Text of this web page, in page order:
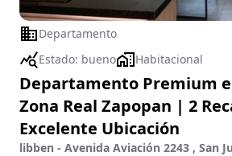
Departamento
Estado: bueno Habitacional
Departamento Premium
Zona Real Zapopan | 2
Excelente Ubicación